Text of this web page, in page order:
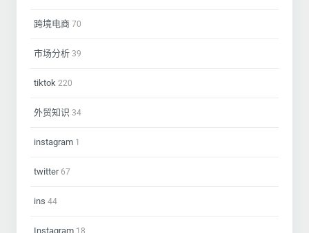
跨境电商 70
市场分析 39
tiktok 220
外贸知识 34
instagram 1
twitter67
ins 44
Instagram 18